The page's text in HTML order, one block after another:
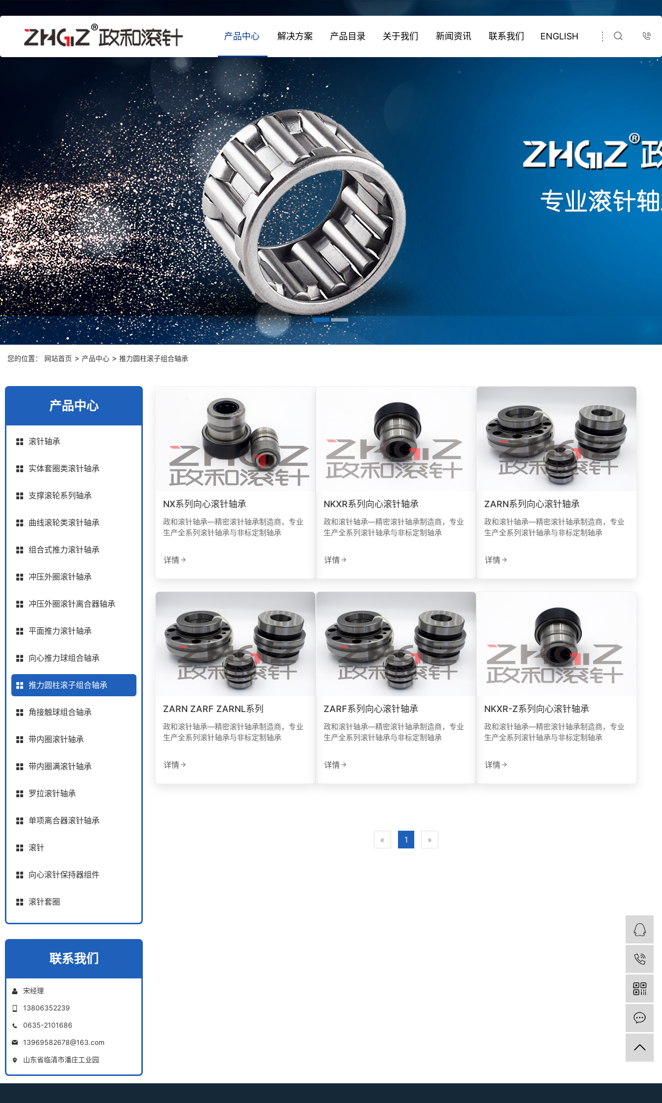
产品中心 解决方案 产品目录 关于我们 新闻资讯 联系我们 ENGLISH
您的位置： 网站首页 > 产品中心 > 推力圆柱滚子组合轴承
产品中心
滚针轴承
实体套圈类滚针轴承
支撑滚轮系列轴承
曲线滚轮类滚针轴承
组合式推力滚针轴承
冲压外圈滚针轴承
冲压外圈滚针离合器轴承
平面推力滚针轴承
向心推力球组合轴承
推力圆柱滚子组合轴承
角接触球组合轴承
带内圈滚针轴承
带内圈满滚针轴承
罗拉滚针轴承
单项离合器滚针轴承
滚针
向心滚针保持器组件
滚针套圈
联系我们
宋经理
13806352239
0635-2101686
13969582678@163.com
山东省临清市潘庄工业园
NX系列向心滚针轴承
政和滚针轴承—精密滚针轴承制造商，专业
生产全系列滚针轴承与非标定制轴承
详情
NKXR系列向心滚针轴承
政和滚针轴承—精密滚针轴承制造商，专业
生产全系列滚针轴承与非标定制轴承
详情
ZARN系列向心滚针轴承
政和滚针轴承—精密滚针轴承制造商，专业
生产全系列滚针轴承与非标定制轴承
详情
ZARN ZARF ZARNL系列
政和滚针轴承—精密滚针轴承制造商，专业
生产全系列滚针轴承与非标定制轴承
详情
ZARF系列向心滚针轴承
政和滚针轴承—精密滚针轴承制造商，专业
生产全系列滚针轴承与非标定制轴承
详情
NKXR-Z系列向心滚针轴承
政和滚针轴承—精密滚针轴承制造商，专业
生产全系列滚针轴承与非标定制轴承
详情
« 1 »
微信号：
点击复制微信号